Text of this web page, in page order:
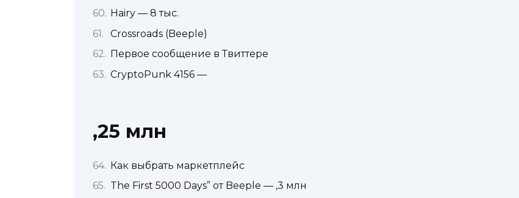
Hairy — 8 тыс.
Crossroads (Beeple)
Первое сообщение в Твиттере
CryptoPunk 4156 —
,25 млн
Как выбрать маркетплейс
The First 5000 Days” от Beeple — ,3 млн